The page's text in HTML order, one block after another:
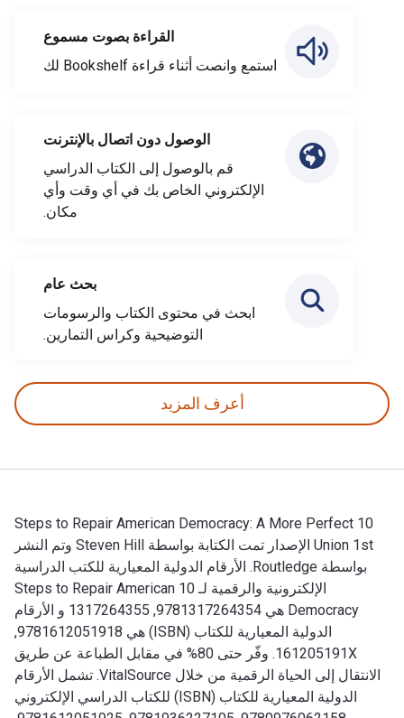
القراءة بصوت مسموع
استمع وانصت أثناء قراءة Bookshelf لك
الوصول دون اتصال بالإنترنت
قم بالوصول إلى الكتاب الدراسي
الإلكتروني الخاص بك في أي وقت وأي
مكان.
بحث عام
ابحث في محتوى الكتاب والرسومات
التوضيحية وكراس التمارين.
أعرف المزيد
10 Steps to Repair American Democracy: A More Perfect
Union 1st الإصدار تمت الكتابة بواسطة Steven Hill وتم النشر
بواسطة Routledge. الأرقام الدولية المعيارية للكتب الدراسية
الإلكترونية والرقمية لـ 10 Steps to Repair American
Democracy هي 9781317264354, 1317264355 و الأرقام
الدولية المعيارية للكتاب (ISBN) هي 9781612051918,
161205191X. وفّر حتى 80% في مقابل الطباعة عن طريق
الانتقال إلى الحياة الرقمية من خلال VitalSource. تشمل الأرقام
الدولية المعيارية للكتاب (ISBN) للكتاب الدراسي الإلكتروني